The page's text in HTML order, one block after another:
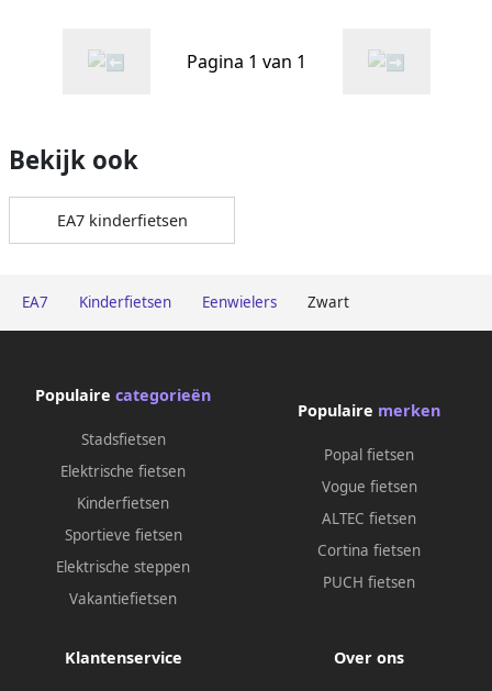
EA7 Kinderfietsen Eenwielers Zwart
Pagina 1 van 1
Bekijk ook
EA7 kinderfietsen
Populaire categorieën
Stadsfietsen
Elektrische fietsen
Kinderfietsen
Sportieve fietsen
Elektrische steppen
Vakantiefietsen
Populaire merken
Popal fietsen
Vogue fietsen
ALTEC fietsen
Cortina fietsen
PUCH fietsen
Klantenservice Over ons